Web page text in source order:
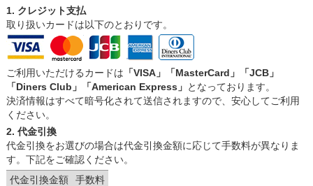
1. クレジット支払
取り扱いカードは以下のとおりです。
ご利用いただけるカードは 「VISA」「MasterCard」「JCB」
「Diners Club」「American Express」 となっております。
決済情報はすべて暗号化されて送信されますので、安心してご利用
ください。
2. 代金引換
代金引換をお選びの場合は代金引換金額に応じて手数料が異なりま
す。下記をご確認ください。
代金引換金額
手数料